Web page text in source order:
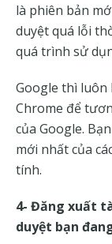
là phiên bản
duyệt quá lỗi
quá trình sử
Google thì luôn
Chrome để
của Google.
mới nhất của
tính.
4- Đăng xuất
duyệt bạn